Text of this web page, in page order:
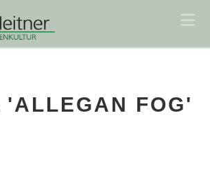
'ALLEGAN FOG'